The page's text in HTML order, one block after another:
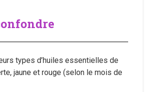
types d’huiles essentielles de
jaune et rouge (selon le mois de